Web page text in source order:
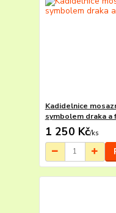
Kadidelnice
symbolem draka a
1 250 Kč/ks